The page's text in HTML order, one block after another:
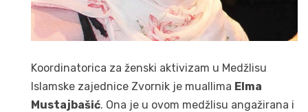
Koordinatorica za ženski aktivizam u Medžlisu
Islamske zajednice Zvornik je muallima Elma
Mustajbašić. Ona je u ovom medžlisu angažirana i